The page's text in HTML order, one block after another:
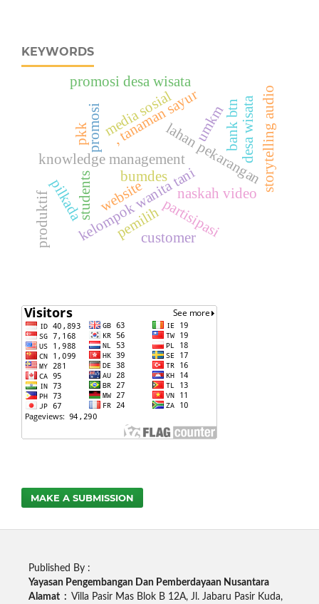
KEYWORDS
knowledge management
kelompok wanita tani
lahan pekarangan
, tanaman sayur
naskah video
promosi storytelling audio
umkm
students
media sosial
bumdes
promosi desa wisata
desa wisata
website
pkk
pilkada partisipasi
pemilih
bank btn
customer
produktif
MAKE A SUBMISSION
Published By :
Yayasan Pengembangan Dan Pemberdayaan Nusantara
Alamat : Villa Pasir Mas Blok B 12A, Jl. Jabaru Pasir Kuda,